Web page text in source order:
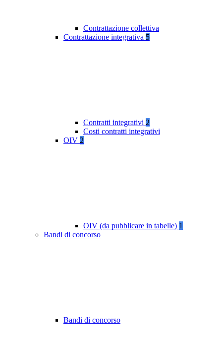
Contrattazione collettiva
Contrattazione integrativa 5
Contratti integrativi 2
Costi contratti integrativi
OIV 2
OIV (da pubblicare in tabelle) 1
Bandi di concorso
Bandi di concorso